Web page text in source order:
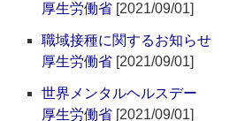
厚生労働省 [2021/09/01]
職域接種に関するお知らせ
厚生労働省 [2021/09/01]
世界メンタルヘルスデー
厚生労働省 [2021/09/01]